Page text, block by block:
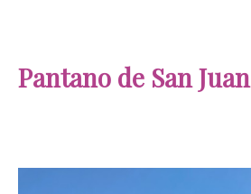
Pantano de San Juan